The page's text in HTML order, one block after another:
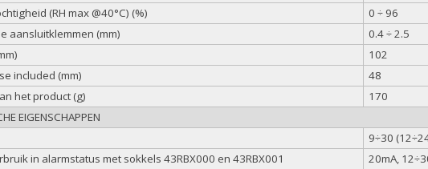
(RH max @40°C) (%)
0 ÷ 96
aansluitklemmen (mm)
0.4 ÷ 2.5
102
included (mm)
48
het product (g)
170
EIGENSCHAPPEN
9÷30
in alarmstatus met sokkels 43RBX000 en 43RBX001
20mA,